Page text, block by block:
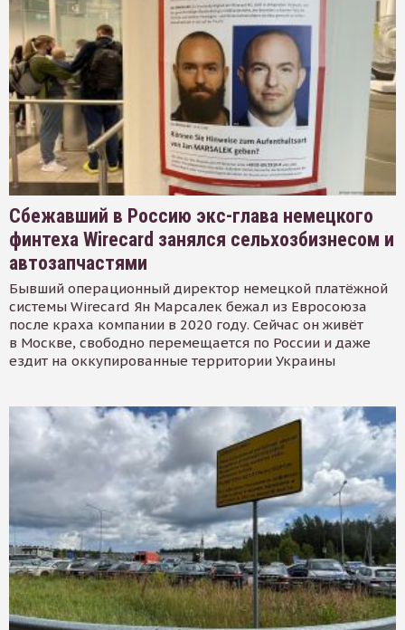
Сбежавший в Россию экс-глава немецкого
финтеха Wirecard занялся сельхозбизнесом и
автозапчастями
Бывший операционный директор немецкой платёжной
системы Wirecard Ян Марсалек бежал из Евросоюза
после краха компании в 2020 году. Сейчас он живёт
в Москве, свободно перемещается по России и даже
ездит на оккупированные территории Украины